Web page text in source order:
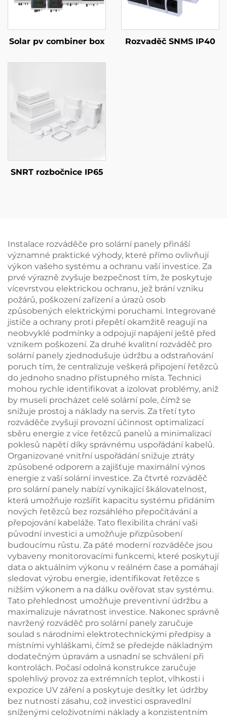
Solar pv combiner box Rozvaděč SNMS IP40
SNRT rozbočnice IP65
Instalace rozváděče pro solární panely přináší
významné praktické výhody, které přímo ovlivňují
výkon vašeho systému a ochranu vaší investice. Za
prvé výrazně zvyšuje bezpečnost tím, že poskytuje
vícevrstvou elektrickou ochranu, jež brání vzniku
požárů, poškození zařízení a úrazů osob
způsobených elektrickými poruchami. Integrované
jističe a ochrany proti přepětí okamžitě reagují na
neobvyklé podmínky a odpojují napájení ještě před
vznikem poškození. Za druhé kvalitní rozváděč pro
solární panely zjednodušuje údržbu a odstraňování
poruch tím, že centralizuje veškerá připojení řetězců
do jednoho snadno přístupného místa. Technici
mohou rychle identifikovat a izolovat problémy, aniž
by museli procházet celé solární pole, čímž se
snižuje prostoj a náklady na servis. Za třetí tyto
rozváděče zvyšují provozní účinnost optimalizací
sběru energie z více řetězců panelů a minimalizací
poklesů napětí díky správnému uspořádání kabelů.
Organizované vnitřní uspořádání snižuje ztráty
způsobené odporem a zajišťuje maximální výnos
energie z vaší solární investice. Za čtvrté rozváděč
pro solární panely nabízí vynikající škálovatelnost,
která umožňuje rozšířit kapacitu systému přidáním
nových řetězců bez rozsáhlého přepočítávání a
přepojování kabeláže. Tato flexibilita chrání vaši
původní investici a umožňuje přizpůsobení
budoucímu růstu. Za páté moderní rozváděče jsou
vybaveny monitorovacími funkcemi, které poskytují
data o aktuálním výkonu v reálném čase a pomáhají
sledovat výrobu energie, identifikovat řetězce s
nižším výkonem a na dálku ověřovat stav systému.
Tato přehlednost umožňuje preventivní údržbu a
maximalizuje návratnost investice. Nakonec správně
navržený rozváděč pro solární panely zaručuje
soulad s národními elektrotechnickými předpisy a
místními vyhláškami, čímž se předejde nákladným
dodatečným úpravám a usnadní se schválení při
kontrolách. Počasí odolná konstrukce zaručuje
spolehlivý provoz za extrémních teplot, vlhkosti i
expozice UV záření a poskytuje desítky let údržby
bez nutnosti zásahu, což investici ospravedlní
sníženými celoživotními náklady a konzistentním